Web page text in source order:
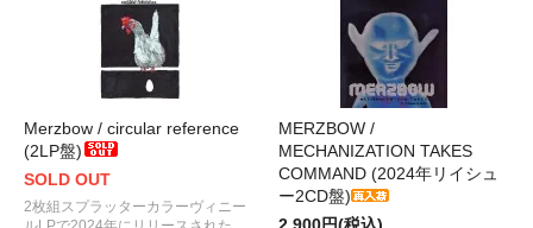
Merzbow / circular reference
(2LP盤)
SOLD OUT
2枚組スプラッターカラーヴィニー
MERZBOW /
MECHANIZATION TAKES
COMMAND (2024年リイシュ
ー2CD盤)
2,900円(税込)